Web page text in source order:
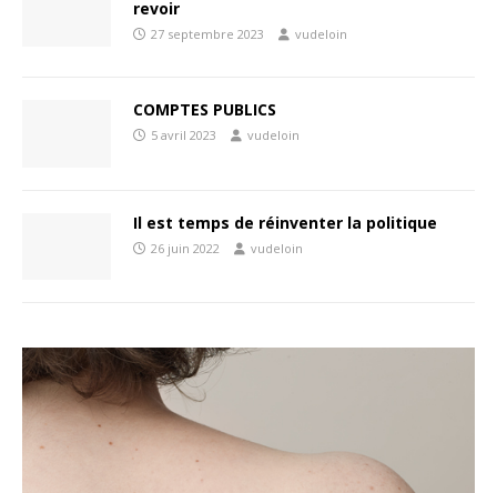
revoir
27 septembre 2023 vudeloin
COMPTES PUBLICS
5 avril 2023 vudeloin
Il est temps de réinventer la politique
26 juin 2022 vudeloin